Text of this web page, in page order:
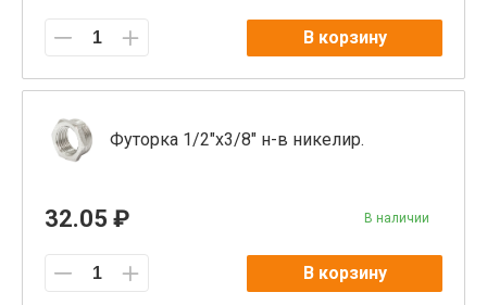
В корзину
Футорка 1/2"x3/8" н-в никелир.
32.05 ₽ В наличии
В корзину